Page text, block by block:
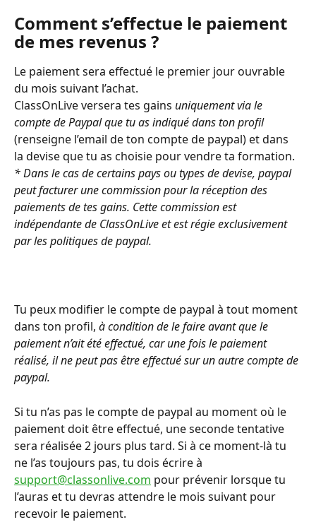
Comment s’effectue le paiement
de mes revenus ?
Le paiement sera effectué le premier jour ouvrable
du mois suivant l’achat.
ClassOnLive versera tes gains uniquement via le
compte de Paypal que tu as indiqué dans ton profil
(renseigne l’email de ton compte de paypal) et dans
la devise que tu as choisie pour vendre ta formation.
* Dans le cas de certains pays ou types de devise, paypal
peut facturer une commission pour la réception des
paiements de tes gains. Cette commission est
indépendante de ClassOnLive et est régie exclusivement
par les politiques de paypal.
Tu peux modifier le compte de paypal à tout moment
dans ton profil, à condition de le faire avant que le
paiement n’ait été effectué, car une fois le paiement
réalisé, il ne peut pas être effectué sur un autre compte de
paypal.
Si tu n’as pas le compte de paypal au moment où le
paiement doit être effectué, une seconde tentative
sera réalisée 2 jours plus tard. Si à ce moment-là tu
ne l’as toujours pas, tu dois écrire à
support@classonlive.com pour prévenir lorsque tu
l’auras et tu devras attendre le mois suivant pour
recevoir le paiement.